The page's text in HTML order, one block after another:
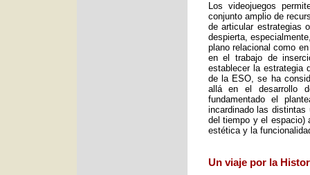
Los videojuegos
conjunto amplio de
de articular estrategias
despierta,
plano relacional como
en el trabajo de
establecer la estrategia
de la ESO, se ha
allá en el desarrollo
fundamentado el
incardinado las
del tiempo y el espacio)
estética y la
Un viaje por la